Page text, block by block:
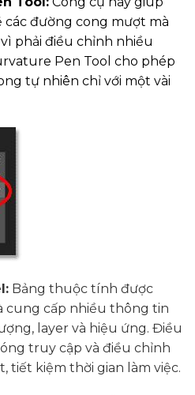
đường cong mượt mà
phải điều chỉnh nhiều
Pen Tool cho phép
tự nhiên chỉ với một vài
Bảng thuộc tính được
cung cấp nhiều thông tin
layer và hiệu ứng. Điều
truy cập và điều chỉnh
tiết kiệm thời gian làm việc.